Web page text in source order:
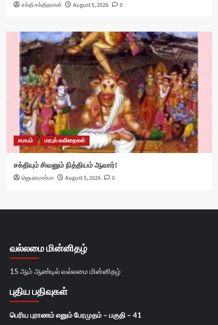
சக்தி சக்திதாசன் August 5, 2026 0
சமயம் மரபுக் கவிதைகள்
சக்தியும் சிவனும் நித்தியம் ஆவார்!
ஜெயராமசர்மா August 5, 2026 0
வல்லமை மின்னிதழ்
15 ஆம் ஆண்டில் வல்லமை மின்னிதழ்
புதிய பதிவுகள்
பெரிய புராணம் எனும் பேரமுதம் – பகுதி – 41